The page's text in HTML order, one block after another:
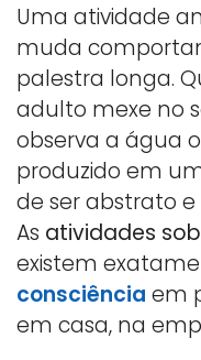
Uma atividade
muda
palestra longa.
adulto mexe no
observa a água
produzido em
de ser abstrato e
As atividades
existem
consciência em
em casa, na